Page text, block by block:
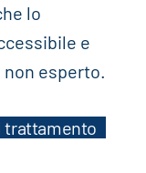
lo
e
esperto.
trattamento